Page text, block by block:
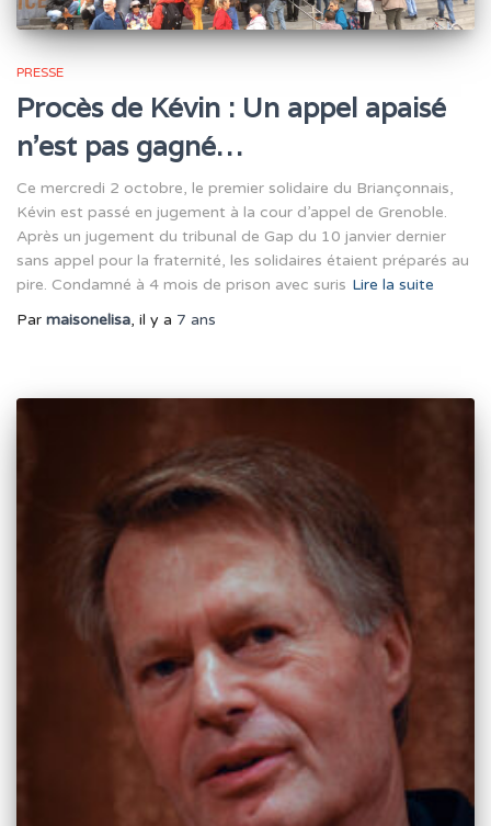
PRESSE
Procès de Kévin : Un appel apaisé
n’est pas gagné…
Ce mercredi 2 octobre, le premier solidaire du Briançonnais,
Kévin est passé en jugement à la cour d’appel de Grenoble.
Après un jugement du tribunal de Gap du 10 janvier dernier
sans appel pour la fraternité, les solidaires étaient préparés au
pire. Condamné à 4 mois de prison avec suris Lire la suite
Par maisonelisa, il y a 7 ans